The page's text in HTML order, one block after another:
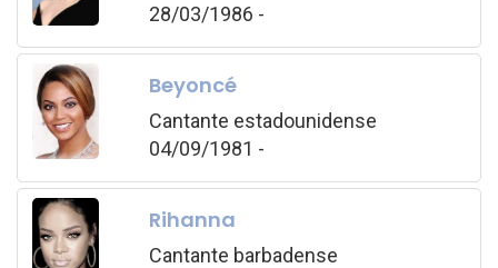
28/03/1986 -
Beyoncé
Cantante estadounidense
04/09/1981 -
Rihanna
Cantante barbadense